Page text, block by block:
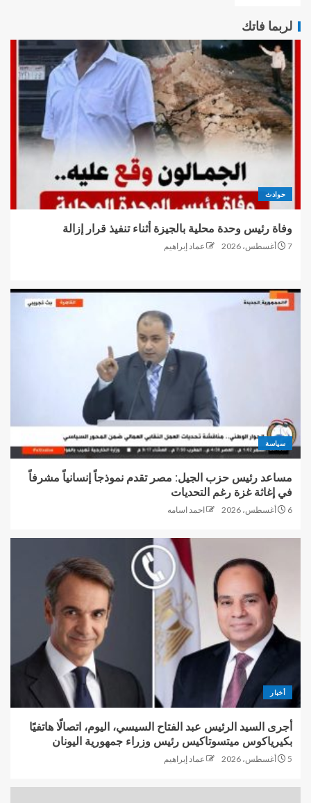
لربما فاتك
حوادث
وفاة رئيس وحدة محلية بالجيزة أثناء تنفيذ قرار إزالة
7 أغسطس، 2026 عماد إبراهيم
سياسة
مساعد رئيس حزب الجيل: مصر تقدم نموذجاً إنسانياً مشرفاً
في إغاثة غزة رغم التحديات
6 أغسطس، 2026 احمد اسامه
أخبار
أجرى السيد الرئيس عبد الفتاح السيسي، اليوم، اتصالًا هاتفيًا
بكيرياكوس ميتسوتاكيس رئيس وزراء جمهورية اليونان
5 أغسطس، 2026 عماد إبراهيم